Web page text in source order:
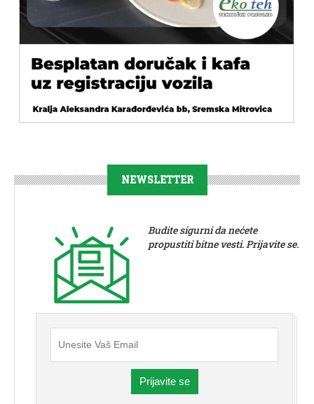
NEWSLETTER
Budite sigurni da nećete
propustiti bitne vesti. Prijavite se.
Prijavite se